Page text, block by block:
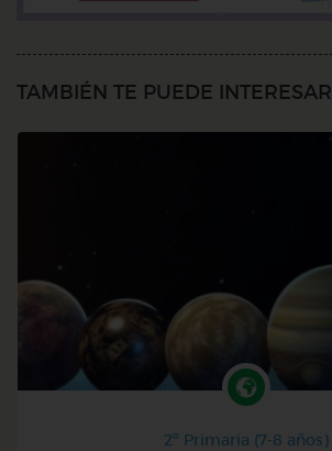
TAMBIÉN TE PUEDE INTERESAR
2º Primaria (7-8 años)